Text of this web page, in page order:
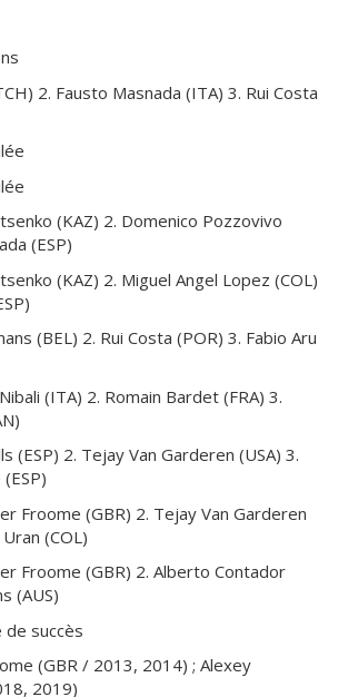
2. Fausto Masnada (ITA) 3. Rui Costa
(KAZ) 2. Domenico Pozzovivo
(ESP)
(KAZ) 2. Miguel Angel Lopez (COL)
(BEL) 2. Rui Costa (POR) 3. Fabio Aru
(ITA) 2. Romain Bardet (FRA) 3.
(ESP) 2. Tejay Van Garderen (USA) 3.
Froome (GBR) 2. Tejay Van Garderen
(COL)
Froome (GBR) 2. Alberto Contador
(AUS)
de succès
(GBR / 2013, 2014) ; Alexey
2019)